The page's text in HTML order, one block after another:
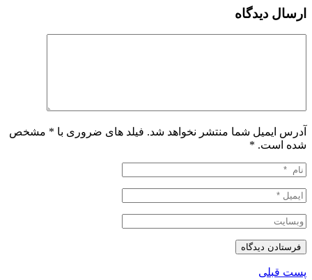
ارسال دیدگاه
آدرس ایمیل شما منتشر نخواهد شد. فیلد های ضروری با * مشخص
شده است. *
پست قبلی